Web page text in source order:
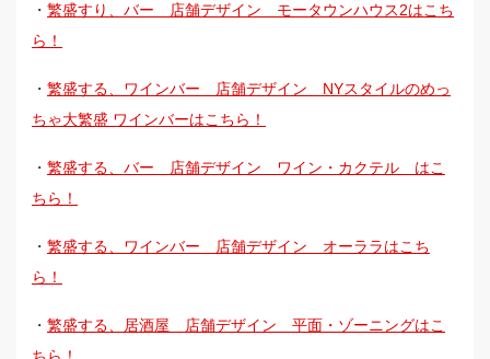
・ 繁盛すり、バー 店舗デザイン モータウンハウス2はこち
ら！
・ 繁盛する、ワインバー 店舗デザイン NYスタイルのめっ
ちゃ大繁盛 ワインバーはこちら！
・ 繁盛する、バー 店舗デザイン ワイン・カクテル はこ
ちら！
・ 繁盛する、ワインバー 店舗デザイン オーララはこち
ら！
・ 繁盛する、居酒屋 店舗デザイン 平面・ゾーニングはこ